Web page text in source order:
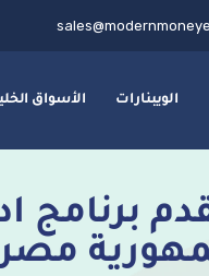
الويبنارات الأسواق
برنامج
مصر